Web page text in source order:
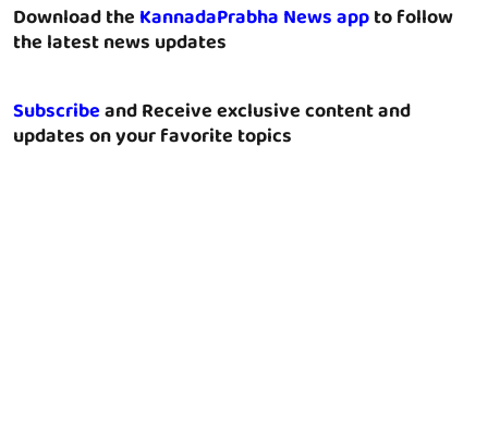
Download theKannadaPrabha News appto follow
the latest news updates
Subscribeand Receive exclusive content and
updates on your favorite topics